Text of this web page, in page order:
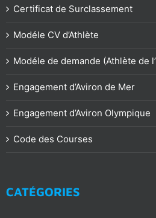
Certificat de Surclassement
Modéle CV d’Athlète
Modéle de demande (Athlète de
Engagement d’Aviron de Mer
Engagement d’Aviron Olympique
Code des Courses
CATÉGORIES